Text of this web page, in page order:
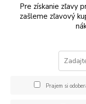
Pre získanie zľavy
zašleme zľavový
Prajem si